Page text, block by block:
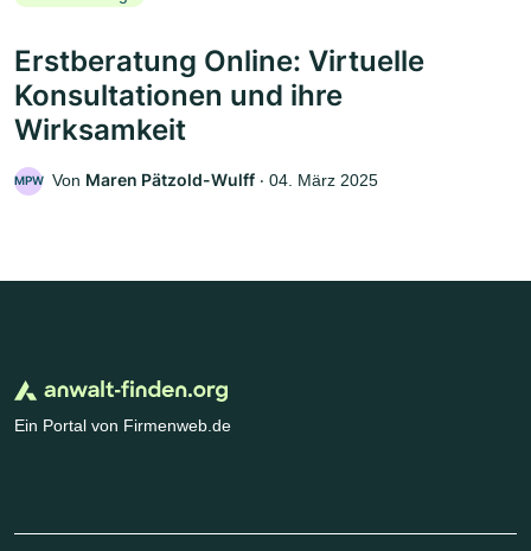
Erstberatung Online: Virtuelle
Konsultationen und ihre
Wirksamkeit
MPW Von Maren Pätzold-Wulff ‧ 04. März 2025
Ein Portal von Firmenweb.de